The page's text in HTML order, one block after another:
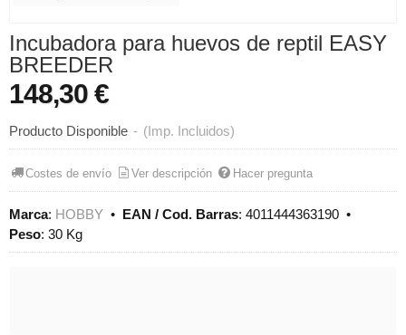
Incubadora para huevos de reptil EASY
BREEDER
148,30 €
Producto Disponible - (Imp. Incluidos)
Costes de envío Ver descripción Hacer pregunta
Marca: HOBBY • EAN / Cod. Barras: 4011444363190 •
Peso: 30 Kg